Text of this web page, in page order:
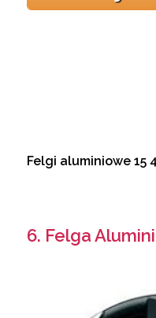
Felgi aluminiowe 15
6. Felga